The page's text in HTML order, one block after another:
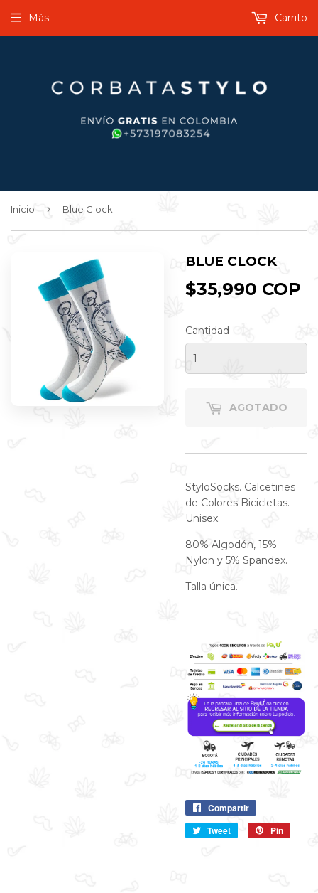
Más Carrito
Inicio › Blue Clock
BLUE CLOCK
$35,990 COP
Cantidad
AGOTADO
StyloSocks. Calcetines
de Colores Bicicletas.
Unisex.
80% Algodón, 15%
Nylon y 5% Spandex.
Talla única.
Compartir
en
Facebook
Tweet
CompartirPin